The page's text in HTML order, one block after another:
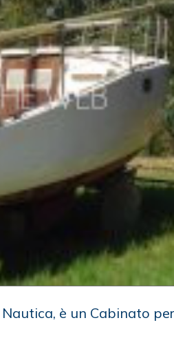
è un Cabinato